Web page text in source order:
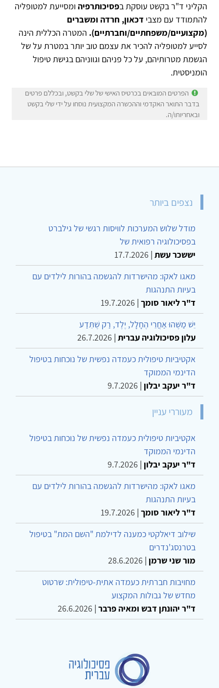
הקליני ד"ר בקשט עוסקת בפסיכותרפיה ומסייעת למטופליה
להתמודד עם מצבי דכאון, חרדה ומשברים
(מקצועיים/משפחתיים/וחברתיים). המטרה הכללית הינה
לסייע למטופליה להכיר את עצמם טוב יותר במטרת על של
הגשמת מטרותיהם, על כל פניהם וגווניהם בגישת טיפול
הומניסטית.
הפרטים המובאים בכרטיס האישי של שלי בקשט, ובכללם פרטים
בדבר התואר האקדמי וההכשרה המקצועית נוסחו על ידי שלי בקשט
ובאחריותו/ה.
נצפים ביותר
מודל שלוש המערכות לוויסות רגשי של גילברט
בפסיכולוגיה רפואית של
יששכר עשת |
17.7.2026
מאגו לאקו: מהישרדות להגשמה בהורות לילדים עם
בעיות התנהגות
ד"ר ליאור סומך |
19.7.2026
יֵשׁ מַשֶּׁהוּ אַחֲרֵי הֶחָלָל, יֶלֶד, רַק שֶׁתֵּדַע
עלון פסיכולוגיה עברית |
26.7.2026
אקטיביות טיפולית כעמדה נפשית של נוכחות בטיפול
הדינמי הממוקד
ד"ר יעקב יבלון |
9.7.2026
מעוררי עניין
אקטיביות טיפולית כעמדה נפשית של נוכחות בטיפול
הדינמי הממוקד
ד"ר יעקב יבלון |
9.7.2026
מאגו לאקו: מהישרדות להגשמה בהורות לילדים עם
בעיות התנהגות
ד"ר ליאור סומך |
19.7.2026
שילוב דיאלקטי כמענה לדילמת "השם המת" בטיפול
בטרנסג'נדרים
מור שני שרמן |
28.6.2026
מחויבות חברתית כעמדה אתית-טיפולית: שרטוט
מחדש של גבולות המקצוע
ד"ר יהונתן דבש ומאיה פרבר |
26.6.2026